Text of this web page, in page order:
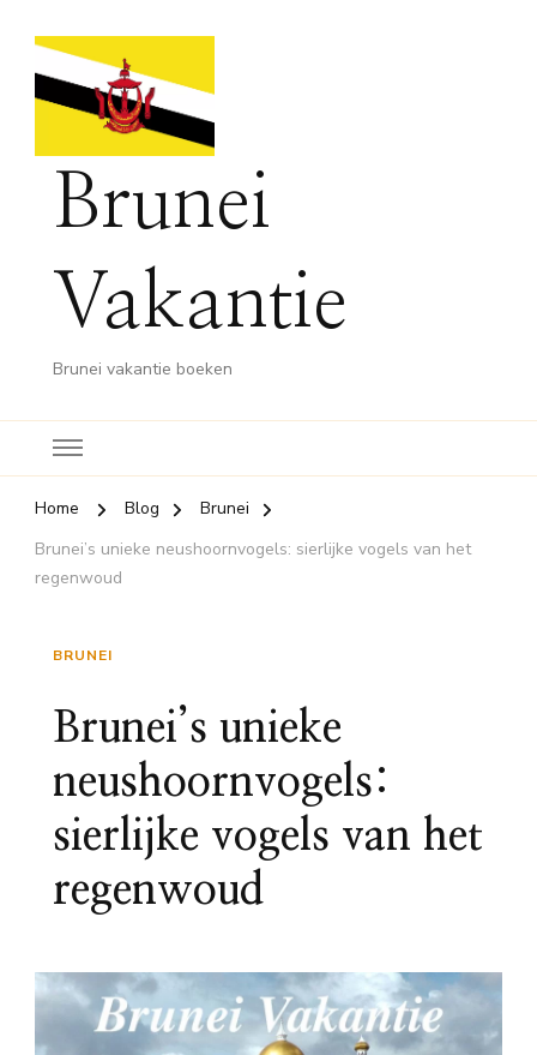
Brunei
Vakantie
Brunei vakantie boeken
Home Blog
Brunei
Brunei’s unieke neushoornvogels: sierlijke vogels van het
regenwoud
BRUNEI
Brunei’s unieke
neushoornvogels:
sierlijke vogels van het
regenwoud